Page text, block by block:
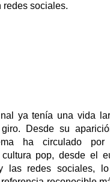
redes sociales.
ya tenía una vida
Desde su
ha circulado por
pop, desde el
las redes sociales,